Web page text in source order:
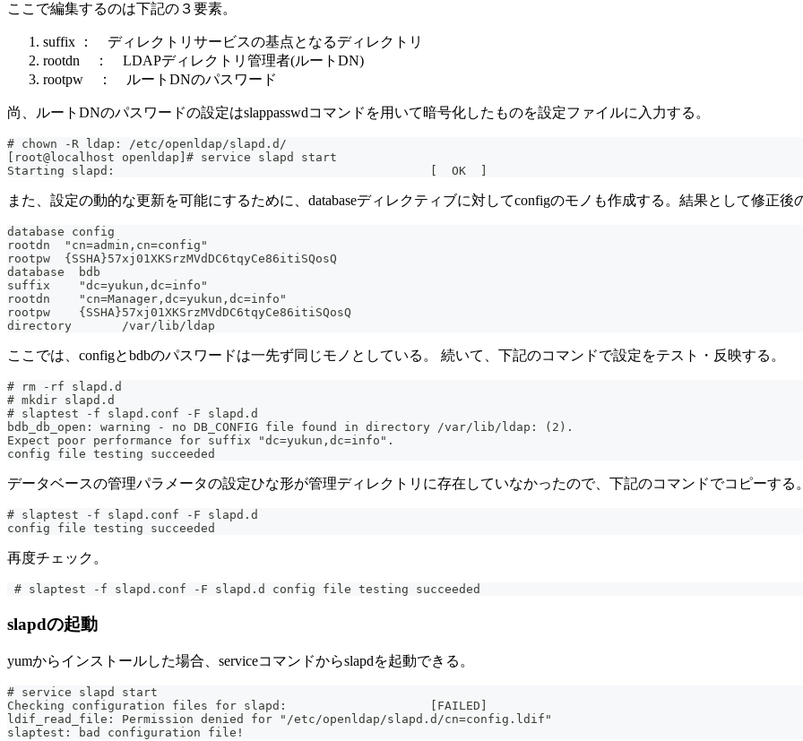
ここで編集するのは下記の３要素。
suffix ： ディレクトリサービスの基点となるディレクトリ
rootdn ： LDAPディレクトリ管理者(ルートDN)
rootpw ： ルートDNのパスワード
尚、ルートDNのパスワードの設定はslappasswdコマンドを用いて暗号化したものを設定ファイルに入力する。
# chown -R ldap: /etc/openldap/slapd.d/
[root@localhost openldap]# service slapd start
Starting slapd:                                            [  OK  ]
また、設定の動的な更新を可能にするために、databaseディレクティブに対してconfigのモノも作成する。結果として修正
database config
rootdn  "cn=admin,cn=config"
rootpw  {SSHA}57xj01XKSrzMVdDC6tqyCe86itiSQosQ
database  bdb
suffix    "dc=yukun,dc=info"
rootdn    "cn=Manager,dc=yukun,dc=info"
rootpw    {SSHA}57xj01XKSrzMVdDC6tqyCe86itiSQosQ
directory       /var/lib/ldap
ここでは、configとbdbのパスワードは一先ず同じモノとしている。 続いて、下記のコマンドで設定をテスト・反映する。
# rm -rf slapd.d
# mkdir slapd.d
# slaptest -f slapd.conf -F slapd.d
bdb_db_open: warning - no DB_CONFIG file found in directory /var/lib/ldap: (2).
Expect poor performance for suffix "dc=yukun,dc=info".
config file testing succeeded
データベースの管理パラメータの設定ひな形が管理ディレクトリに存在していなかったので、下記のコマンドでコピーする
# slaptest -f slapd.conf -F slapd.d
config file testing succeeded
再度チェック。
# slaptest -f slapd.conf -F slapd.d config file testing succeeded
slapdの起動
yumからインストールした場合、serviceコマンドからslapdを起動できる。
# service slapd start
Checking configuration files for slapd:                    [FAILED]
ldif_read_file: Permission denied for "/etc/openldap/slapd.d/cn=config.ldif"
slaptest: bad configuration file!